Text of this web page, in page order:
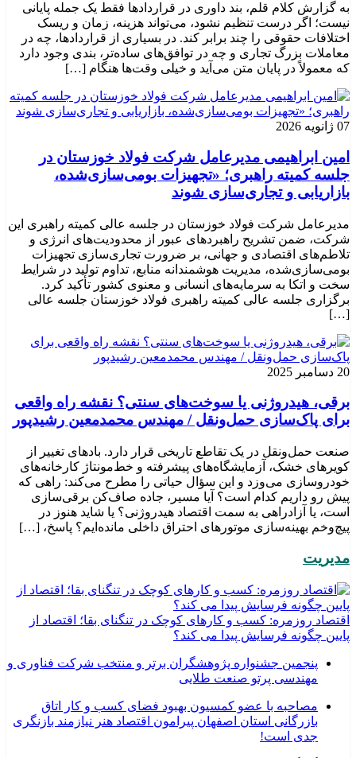
به گزارش کلام قلم، بند داوری در قراردادها فقط یک جمله پایانی
نیست؛ اگر درست تنظیم نشود، می‌تواند هزینه، زمان و ریسک
اختلافات حقوقی را چند برابر کند. در بسیاری از قراردادها، چه در
معاملات بزرگ تجاری و چه در توافق‌های ساده‌تر، بندی وجود دارد
که معمولاً در پایان متن می‌آید و خیلی وقت‌ها هنگام […]
07 ژانویه 2026
امین ابراهیمی مدیرعامل شرکت فولاد خوزستان در
جلسه کمیته راهبری؛ «تجهیزات بومی‌سازی‌شده،
بازاریابی و تجاری‌سازی شوند
مدیرعامل شرکت فولاد خوزستان در جلسه عالی کمیته راهبری این
شرکت، ضمن تشریح راهبردهای عبور از محدودیت‌های انرژی و
تلاطم‌های اقتصادی و جهانی، بر ضرورت تجاری‌سازی تجهیزات
بومی‌سازی‌شده، مدیریت هوشمندانه منابع، تداوم تولید در شرایط
سخت و اتکا به سرمایه‌های انسانی و معنوی کشور تأکید کرد.
برگزاری جلسه عالی کمیته راهبری فولاد خوزستان جلسه عالی
[…]
20 دسامبر 2025
برقی، هیدروژنی یا سوخت‌های سنتی؟ نقشه راه واقعی
برای پاک‌سازی حمل‌ونقل / مهندس محمدمعین رشیدپور
صنعت حمل‌ونقل در یک تقاطع تاریخی قرار دارد. بادهای تغییر از
کویرهای خشک، آزمایشگاه‌های پیشرفته و خط‌مونتاژ کارخانه‌های
خودروسازی می‌وزد و این سؤال حیاتی را مطرح می‌کند: راهی که
پیش رو داریم کدام است؟ آیا مسیر، جاده صاف‌کن برقی‌سازی
است، یا آزادراهی به سمت اقتصاد هیدروژنی؟ یا شاید هنوز در
پیچ‌وخم بهینه‌سازی موتورهای احتراق داخلی مانده‌ایم؟ پاسخ، […]
مدیریت
اقتصاد روزمره: کسب‌ و کارهای کوچک در تنگنای بقا؛ اقتصاد از
پایین چگونه فرسایش پیدا می کند؟
پنجمین جشنواره پژوهشگران برتر و منتخب شرکت فناوری و
مهندسی پرتو صنعت طلایی
مصاحبه با عضو کمسیون بهبود فضای کسب و کار اتاق
بازرگانی استان اصفهان پیرامون اقتصاد هنر نیازمند بازنگری
جدی است!